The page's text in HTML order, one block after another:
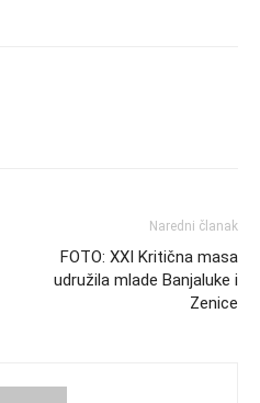
Naredni članak
FOTO: XXI Kritična masa
udružila mlade Banjaluke i
Zenice